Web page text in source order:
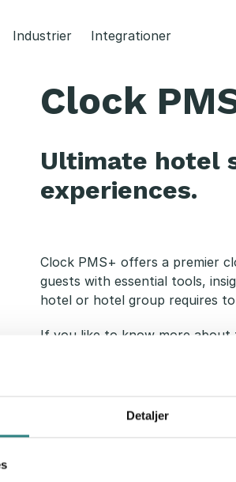
Detaljer
Industrier Integrationer
Clock
Ultimate hotel
experiences.
Clock PMS+ offers a premier
guests with essential tools,
hotel or hotel group requires
If you like to know more about